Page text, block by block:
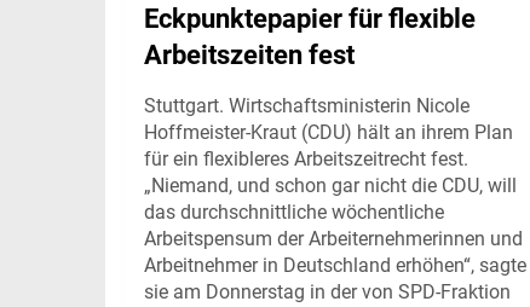
Eckpunktepapier für flexible
Arbeitszeiten fest
Stuttgart. Wirtschaftsministerin Nicole
Hoffmeister-Kraut (CDU) hält an ihrem Plan
für ein flexibleres Arbeitszeitrecht fest.
„Niemand, und schon gar nicht die CDU, will
das durchschnittliche wöchentliche
Arbeitspensum der Arbeiternehmerinnen und
Arbeitnehmer in Deutschland erhöhen“, sagte
sie am Donnerstag in der von SPD-Fraktion